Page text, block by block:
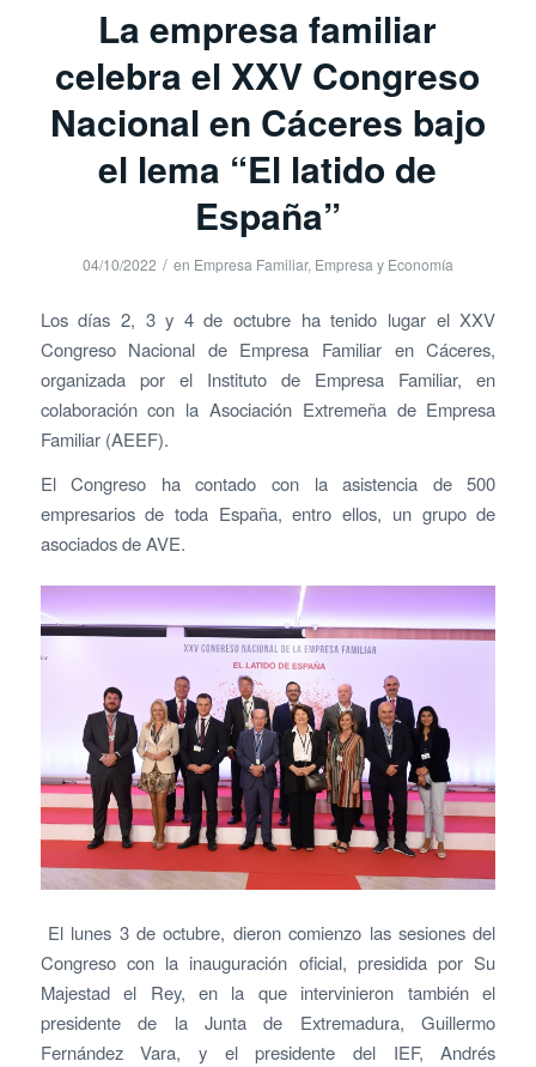
La empresa familiar
celebra el XXV Congreso
Nacional en Cáceres bajo
el lema “El latido de
España”
04/10/2022 / en Empresa Familiar, Empresa y Economía
Los días 2, 3 y 4 de octubre ha tenido lugar el XXV
Congreso Nacional de Empresa Familiar en Cáceres,
organizada por el Instituto de Empresa Familiar, en
colaboración con la Asociación Extremeña de Empresa
Familiar (AEEF).
El Congreso ha contado con la asistencia de 500
empresarios de toda España, entro ellos, un grupo de
asociados de AVE.
El lunes 3 de octubre, dieron comienzo las sesiones del
Congreso con la inauguración oficial, presidida por Su
Majestad el Rey, en la que intervinieron también el
presidente de la Junta de Extremadura, Guillermo
Fernández Vara, y el presidente del IEF, Andrés